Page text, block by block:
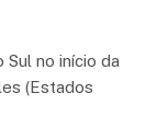
no início da
(Estados